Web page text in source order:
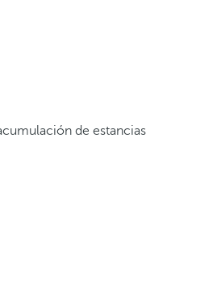
de estancias